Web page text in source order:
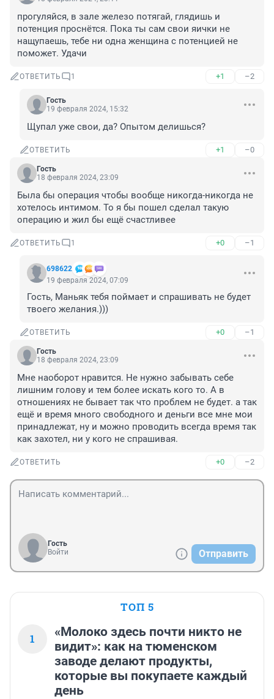
прогуляйся, в зале железо потягай, глядишь и
потенция проснётся. Пока ты сам свои яички не
нащупаешь, тебе ни одна женщина с потенцией не
поможет. Удачи
ОТВЕТИТЬ 1 +1 –2
Гость
19 февраля 2024, 15:32
Щупал уже свои, да? Опытом делишься?
ОТВЕТИТЬ +1 –0
Гость
18 февраля 2024, 23:09
Была бы операция чтобы вообще никогда-никогда не
хотелось интимом. То я бы пошел сделал такую
операцию и жил бы ещё счастливее
ОТВЕТИТЬ 1 +0 –1
698622
19 февраля 2024, 07:09
Гость, Маньяк тебя поймает и спрашивать не будет
твоего желания.)))
ОТВЕТИТЬ +0 –1
Гость
18 февраля 2024, 23:09
Мне наоборот нравится. Не нужно забывать себе
лишним голову и тем более искать кого то. А в
отношениях не бывает так что проблем не будет. а так
ещё и время много свободного и деньги все мне мои
принадлежат, ну и можно проводить всегда время так
как захотел, ни у кого не спрашивая.
ОТВЕТИТЬ +0 –2
Гость
Войти
Отправить
ТОП 5
1
«Молоко здесь почти никто не
видит»: как на тюменском
заводе делают продукты,
которые вы покупаете каждый
день